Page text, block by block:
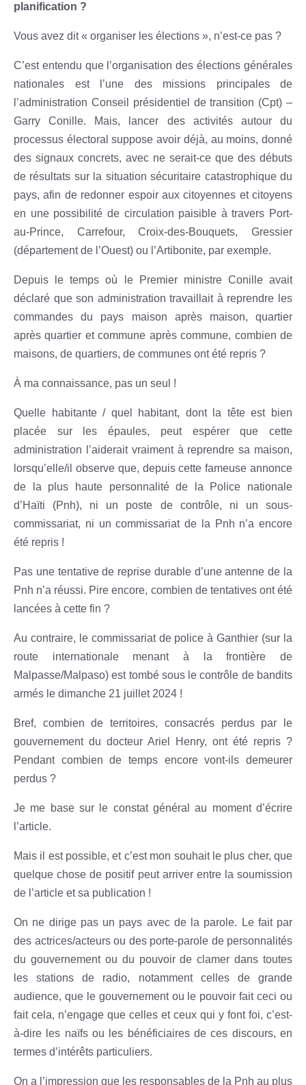
planification ?
Vous avez dit « organiser les élections », n’est-ce pas ?
C’est entendu que l’organisation des élections générales
nationales est l’une des missions principales de
l’administration Conseil présidentiel de transition (Cpt) –
Garry Conille. Mais, lancer des activités autour du
processus électoral suppose avoir déjà, au moins, donné
des signaux concrets, avec ne serait-ce que des débuts
de résultats sur la situation sécuritaire catastrophique du
pays, afin de redonner espoir aux citoyennes et citoyens
en une possibilité de circulation paisible à travers Port-
au-Prince, Carrefour, Croix-des-Bouquets, Gressier
(département de l’Ouest) ou l’Artibonite, par exemple.
Depuis le temps où le Premier ministre Conille avait
déclaré que son administration travaillait à reprendre les
commandes du pays maison après maison, quartier
après quartier et commune après commune, combien de
maisons, de quartiers, de communes ont été repris ?
À ma connaissance, pas un seul !
Quelle habitante / quel habitant, dont la tête est bien
placée sur les épaules, peut espérer que cette
administration l’aiderait vraiment à reprendre sa maison,
lorsqu’elle/il observe que, depuis cette fameuse annonce
de la plus haute personnalité de la Police nationale
d’Haïti (Pnh), ni un poste de contrôle, ni un sous-
commissariat, ni un commissariat de la Pnh n’a encore
été repris !
Pas une tentative de reprise durable d’une antenne de la
Pnh n’a réussi. Pire encore, combien de tentatives ont été
lancées à cette fin ?
Au contraire, le commissariat de police à Ganthier (sur la
route internationale menant à la frontière de
Malpasse/Malpaso) est tombé sous le contrôle de bandits
armés le dimanche 21 juillet 2024 !
Bref, combien de territoires, consacrés perdus par le
gouvernement du docteur Ariel Henry, ont été repris ?
Pendant combien de temps encore vont-ils demeurer
perdus ?
Je me base sur le constat général au moment d’écrire
l’article.
Mais il est possible, et c’est mon souhait le plus cher, que
quelque chose de positif peut arriver entre la soumission
de l’article et sa publication !
On ne dirige pas un pays avec de la parole. Le fait par
des actrices/acteurs ou des porte-parole de personnalités
du gouvernement ou du pouvoir de clamer dans toutes
les stations de radio, notamment celles de grande
audience, que le gouvernement ou le pouvoir fait ceci ou
fait cela, n’engage que celles et ceux qui y font foi, c’est-
à-dire les naïfs ou les bénéficiaires de ces discours, en
termes d’intérêts particuliers.
On a l’impression que les responsables de la Pnh au plus